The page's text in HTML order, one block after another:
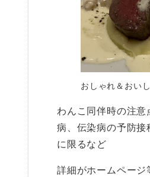
おしゃれ＆おい
わんこ同伴時の注
病、伝染病の予防
に限るなど
詳細がホームページ